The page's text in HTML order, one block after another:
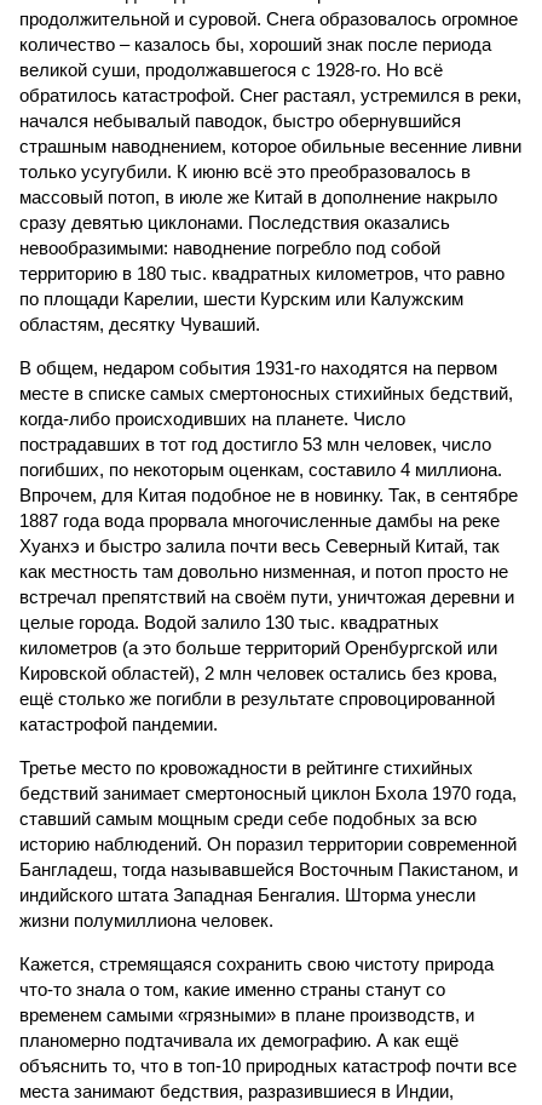
продолжительной и суровой. Снега образовалось огромное
количество – казалось бы, хороший знак после периода
великой суши, продолжавшегося с 1928-го. Но всё
обратилось катастрофой. Снег растаял, устремился в реки,
начался небывалый паводок, быстро обернувшийся
страшным наводнением, которое обильные весенние ливни
только усугубили. К июню всё это преобразовалось в
массовый потоп, в июле же Китай в дополнение накрыло
сразу девятью циклонами. Последствия оказались
невообразимыми: наводнение погребло под собой
территорию в 180 тыс. квадратных километров, что равно
по площади Карелии, шести Курским или Калужским
областям, десятку Чуваший.
В общем, недаром события 1931-го находятся на первом
месте в списке самых смертоносных стихийных бедствий,
когда-либо происходивших на планете. Число
пострадавших в тот год достигло 53 млн человек, число
погибших, по некоторым оценкам, составило 4 миллиона.
Впрочем, для Китая подобное не в новинку. Так, в сентябре
1887 года вода прорвала многочисленные дамбы на реке
Хуанхэ и быстро залила почти весь Северный Китай, так
как местность там довольно низменная, и потоп просто не
встречал препятствий на своём пути, уничтожая деревни и
целые города. Водой залило 130 тыс. квадратных
километров (а это больше территорий Оренбургской или
Кировской областей), 2 млн человек остались без крова,
ещё столько же погибли в результате спровоцированной
катастрофой пандемии.
Третье место по кровожадности в рейтинге стихийных
бедствий занимает смертоносный циклон Бхола 1970 года,
ставший самым мощным среди себе подобных за всю
историю наблюдений. Он поразил территории современной
Бангладеш, тогда называвшейся Восточным Пакистаном, и
индийского штата Западная Бенгалия. Шторма унесли
жизни полумиллиона человек.
Кажется, стремящаяся сохранить свою чистоту природа
что-то знала о том, какие именно страны станут со
временем самыми «грязными» в плане производств, и
планомерно подтачивала их демографию. А как ещё
объяснить то, что в топ-10 природных катастроф почти все
места занимают бедствия, разразившиеся в Индии,